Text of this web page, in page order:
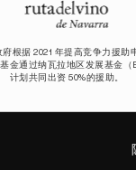
根据 2021 年提高竞争力援助
金通过纳瓦拉地区发展基金（
计划共同出资 50%的援助。